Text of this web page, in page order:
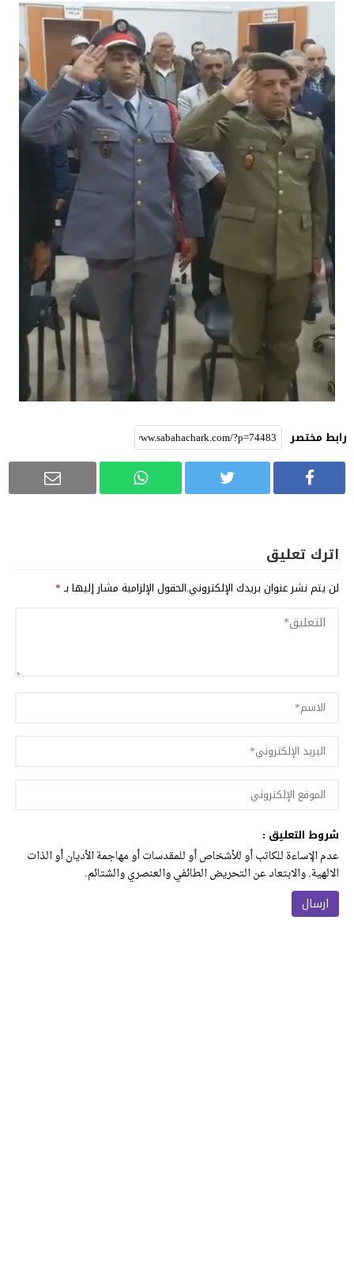
رابط مختصر
اترك تعليق
لن يتم نشر عنوان بريدك الإلكتروني.الحقول الإلزامية مشار إليها بـ*
شروط التعليق :
عدم الإساءة للكاتب أو للأشخاص أو للمقدسات أو مهاجمة الأديان أو الذات
الالهية. والابتعاد عن التحريض الطائفي والعنصري والشتائم.